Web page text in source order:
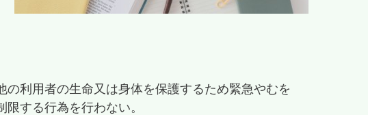
利用者の生命又は身体を保護するため緊急やむを
する行為を行わない。